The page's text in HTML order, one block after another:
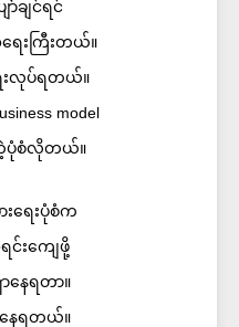
ာ််ချင်ရင်
းကြီးတယ်။
ေးလုပ်ရတယ်။
model
တဲ့ပုံစံလိုတယ်။​
းရေးပုံစံက
င်းကျေဖို့
ေရတာ။
နေရတယ်။​